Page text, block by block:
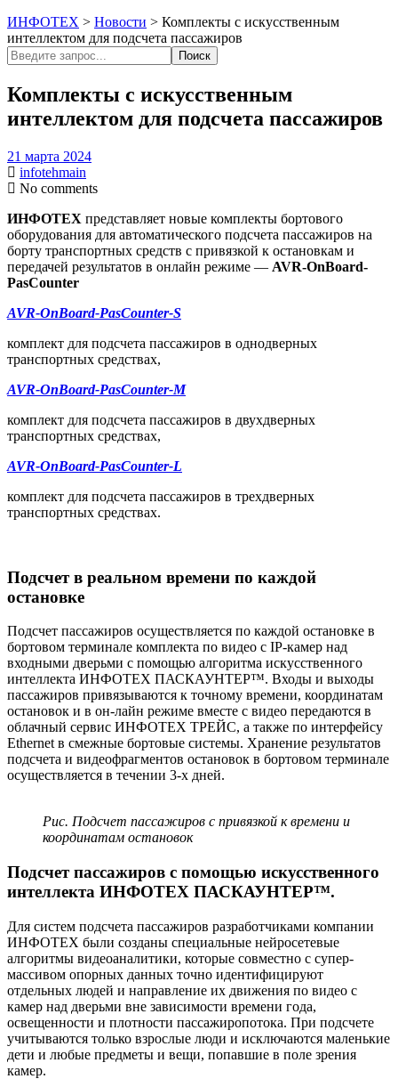
ИНФОТЕХ > Новости > Комплекты с искусственным
интеллектом для подсчета пассажиров
Поиск
Поиск
Комплекты с искусственным
интеллектом для подсчета пассажиров
21 марта 2024
infotehmain
No comments
ИНФОТЕХ представляет новые комплекты бортового
оборудования для автоматического подсчета пассажиров на
борту транспортных средств с привязкой к остановкам и
передачей результатов в онлайн режиме — AVR-OnBoard-
PasCounter
AVR-OnBoard-PasCounter-S
комплект для подсчета пассажиров в однодверных
транспортных средствах,
AVR-OnBoard-PasCounter-M
комплект для подсчета пассажиров в двухдверных
транспортных средствах,
AVR-OnBoard-PasCounter-L
комплект для подсчета пассажиров в трехдверных
транспортных средствах.
Подсчет в реальном времени по каждой
остановке
Подсчет пассажиров осуществляется по каждой остановке в
бортовом терминале комплекта по видео с IP-камер над
входными дверьми с помощью алгоритма искусственного
интеллекта ИНФОТЕХ ПАСКАУНТЕР™. Входы и выходы
пассажиров привязываются к точному времени, координатам
остановок и в он-лайн режиме вместе с видео передаются в
облачный сервис ИНФОТЕХ ТРЕЙС, а также по интерфейсу
Ethernet в смежные бортовые системы. Хранение результатов
подсчета и видеофрагментов остановок в бортовом терминале
осуществляется в течении 3-х дней.
Рис. Подсчет пассажиров с привязкой к времени и
координатам остановок
Подсчет пассажиров с помощью искусственного
интеллекта ИНФОТЕХ ПАСКАУНТЕР™.
Для систем подсчета пассажиров разработчиками компании
ИНФОТЕХ были созданы специальные нейросетевые
алгоритмы видеоаналитики, которые совместно с супер-
массивом опорных данных точно идентифицируют
отдельных людей и направление их движения по видео с
камер над дверьми вне зависимости времени года,
освещенности и плотности пассажиропотока. При подсчете
учитываются только взрослые люди и исключаются маленькие
дети и любые предметы и вещи, попавшие в поле зрения
камер.